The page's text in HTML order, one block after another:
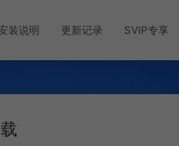
装说明 更新记录 SVIP专享